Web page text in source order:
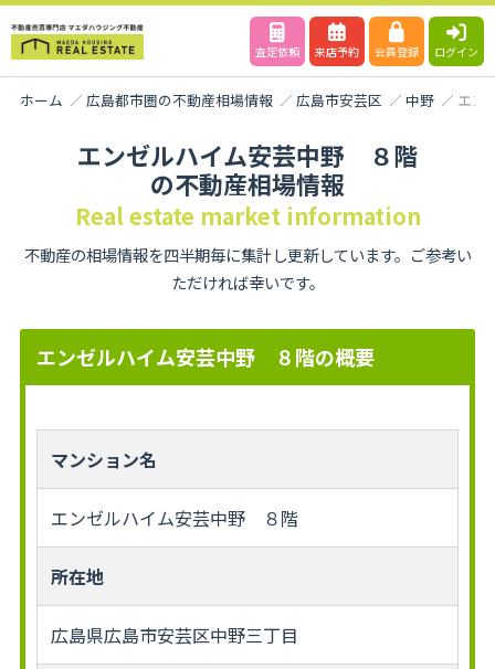
査定依頼 来店予約 会員登録 ログイン
ホーム 広島都市圏の不動産相場情報 広島市安芸区 中野 エン
エンゼルハイム安芸中野 ８階
の不動産相場情報
Real estate market information
不動産の相場情報を四半期毎に集計し更新しています。ご参考い
ただければ幸いです。
エンゼルハイム安芸中野 ８階の概要
マンション名
エンゼルハイム安芸中野 ８階
所在地
広島県広島市安芸区中野三丁目